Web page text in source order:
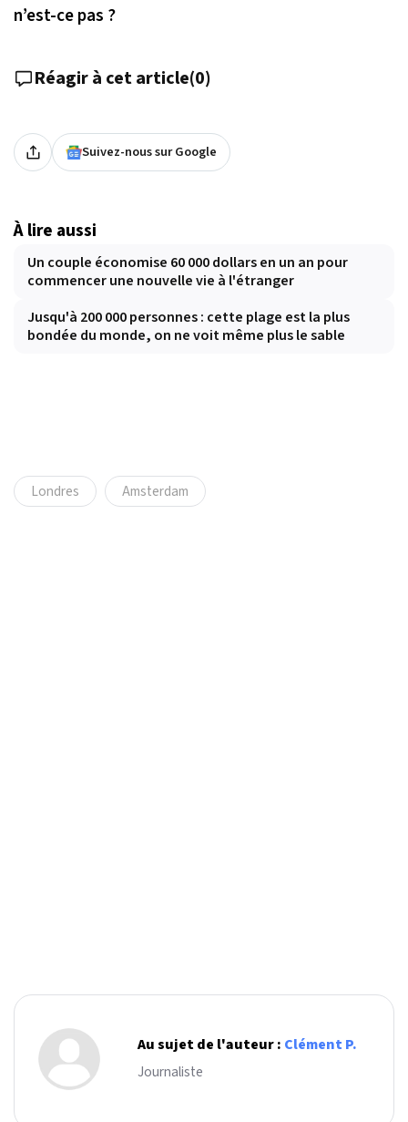
n’est-ce pas ?
Réagir à cet article(0)
Suivez-nous sur Google
À lire aussi
Un couple économise 60 000 dollars en un an pour
commencer une nouvelle vie à l'étranger
Jusqu'à 200 000 personnes : cette plage est la plus
bondée du monde, on ne voit même plus le sable
Londres Amsterdam
Au sujet de l'auteur : Clément P.
Journaliste